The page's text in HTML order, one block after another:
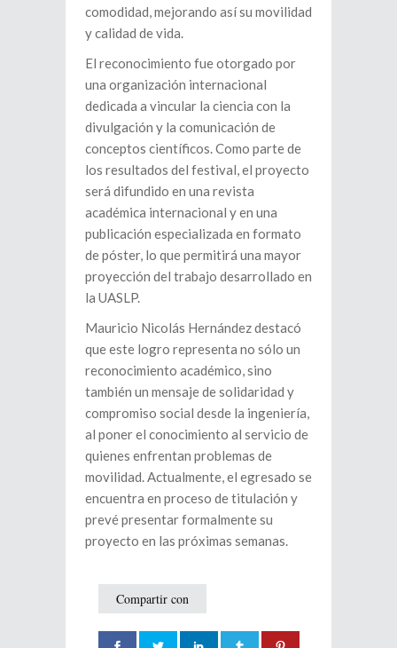
comodidad, mejorando así su movilidad
y calidad de vida.
El reconocimiento fue otorgado por
una organización internacional
dedicada a vincular la ciencia con la
divulgación y la comunicación de
conceptos científicos. Como parte de
los resultados del festival, el proyecto
será difundido en una revista
académica internacional y en una
publicación especializada en formato
de póster, lo que permitirá una mayor
proyección del trabajo desarrollado en
la UASLP.
Mauricio Nicolás Hernández destacó
que este logro representa no sólo un
reconocimiento académico, sino
también un mensaje de solidaridad y
compromiso social desde la ingeniería,
al poner el conocimiento al servicio de
quienes enfrentan problemas de
movilidad. Actualmente, el egresado se
encuentra en proceso de titulación y
prevé presentar formalmente su
proyecto en las próximas semanas.
Compartir con